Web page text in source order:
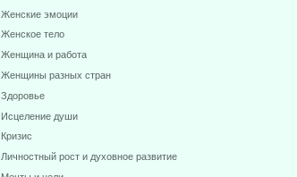
Женские эмоции
Женское тело
Женщина и работа
Женщины разных стран
Здоровье
Исцеление души
Кризис
Личностный рост и духовное развитие